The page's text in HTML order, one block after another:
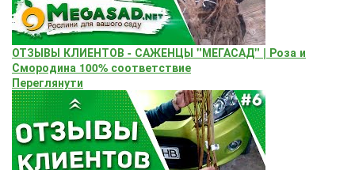
ОТЗЫВЫ КЛИЕНТОВ - САЖЕНЦЫ "МЕГАСАД" | Роза и
Смородина 100% соответствие
Переглянути